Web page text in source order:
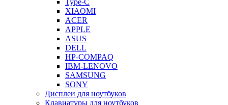
Type-C
XIAOMI
ACER
APPLE
ASUS
DELL
HP-COMPAQ
IBM-LENOVO
SAMSUNG
SONY
Дисплеи для ноутбуков
Клавиатуры для ноутбуков